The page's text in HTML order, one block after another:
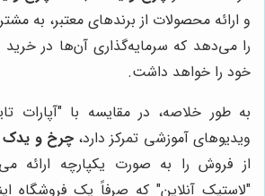
و ارائه محصولات از برندهای معتبر، به
را می‌دهد که سرمایه‌گذاری آن‌ها در
خود را خواهد داشت.
به طور خلاصه، در مقایسه با "آپارات
ویدیوهای آموزشی تمرکز دارد،چرخ و یدک
از فروش را به صورت یکپارچه ارائه
"لاستیک آنلاین" که صرفاً یک فروشگاه